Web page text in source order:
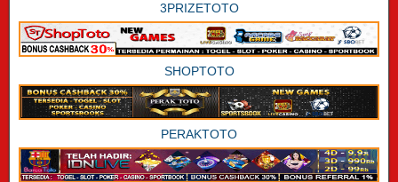
3PRIZETOTO
SHOPTOTO
PERAKTOTO